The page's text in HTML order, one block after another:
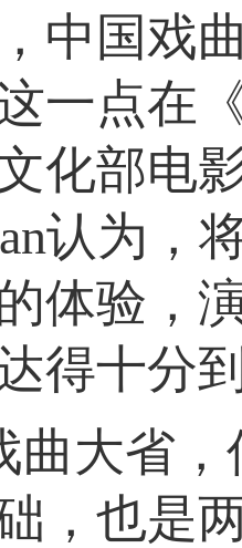
中国戏
一点在
化部电
认为，
体验，
得十分
曲大省
，也是